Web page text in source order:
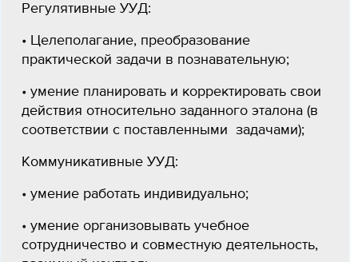
Регулятивные УУД:
• Целеполагание, преобразование
практической задачи в познавательную;
• умение планировать и корректировать свои
действия относительно заданного эталона (в
соответствии с поставленными задачами);
Коммуникативные УУД:
• умение работать индивидуально;
• умение организовывать учебное
сотрудничество и совместную деятельность,